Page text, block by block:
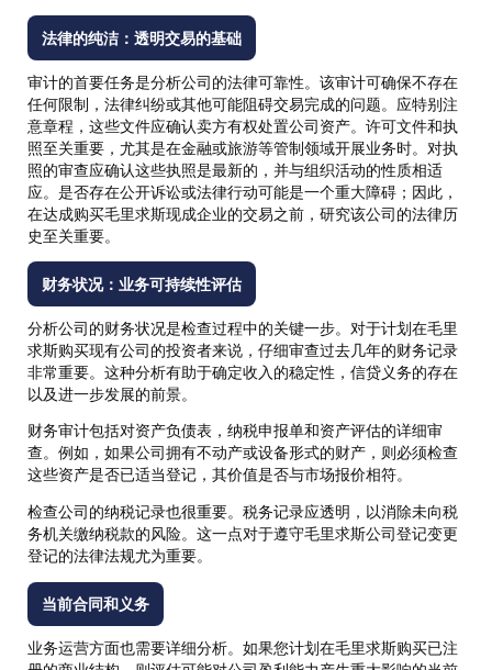
法律的纯洁：透明交易的基础
审计的首要任务是分析公司的法律可靠性。该审计可确保不存在
任何限制，法律纠纷或其他可能阻碍交易完成的问题。应特别注
意章程，这些文件应确认卖方有权处置公司资产。许可文件和执
照至关重要，尤其是在金融或旅游等管制领域开展业务时。对执
照的审查应确认这些执照是最新的，并与组织活动的性质相适
应。是否存在公开诉讼或法律行动可能是一个重大障碍；因此，
在达成购买毛里求斯现成企业的交易之前，研究该公司的法律历
史至关重要。
财务状况：业务可持续性评估
分析公司的财务状况是检查过程中的关键一步。对于计划在毛里
求斯购买现有公司的投资者来说，仔细审查过去几年的财务记录
非常重要。这种分析有助于确定收入的稳定性，信贷义务的存在
以及进一步发展的前景。
财务审计包括对资产负债表，纳税申报单和资产评估的详细审
查。例如，如果公司拥有不动产或设备形式的财产，则必须检查
这些资产是否已适当登记，其价值是否与市场报价相符。
检查公司的纳税记录也很重要。税务记录应透明，以消除未向税
务机关缴纳税款的风险。这一点对于遵守毛里求斯公司登记变更
登记的法律法规尤为重要。
当前合同和义务
业务运营方面也需要详细分析。如果您计划在毛里求斯购买已注